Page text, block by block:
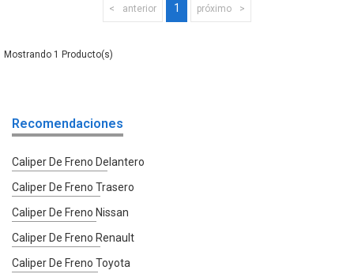
anterior 1 próximo
1
Recomendaciones
Caliper De Freno Delantero
Caliper De Freno Trasero
Caliper De Freno Nissan
Caliper De Freno Renault
Caliper De Freno Toyota